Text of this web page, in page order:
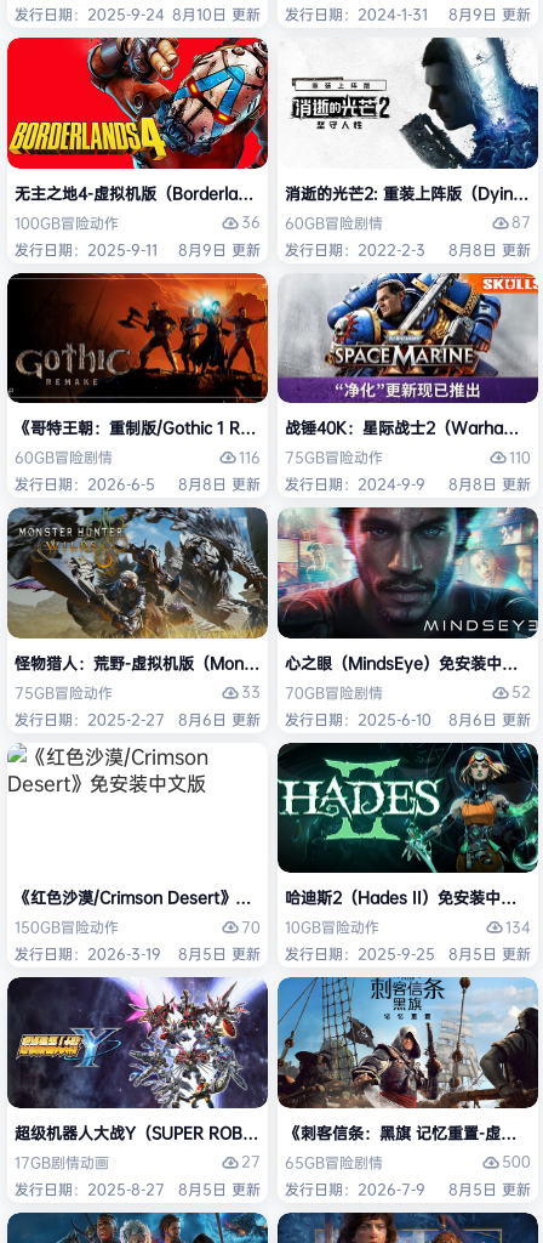
发行日期：2025-9-24 8月10日 更新
发行日期：2024-1-31
8月9日 更新
无主之地4-虚拟机版（Borderlands 4 HYPERVISOR）免安装中文版
100GB冒险动作
36
发行日期：2025-9-11
8月9日 更新
消逝的光芒2: 重装上阵版（Dying
60GB冒险剧情
87
发行日期：2022-2-3
8月8日 更新
《哥特王朝：重制版/Gothic 1 Remake》免安装中文版
60GB冒险剧情
116
发行日期：2026-6-5
8月8日 更新
战锤40K：星际战士2（
75GB冒险动作
110
发行日期：2024-9-9
8月8日 更新
怪物猎人：荒野-虚拟机版（Monster Hunter Wilds HYPERVISOR）免安
75GB冒险动作
33
发行日期：2025-2-27
8月6日 更新
心之眼（MindsEye）免安装中文版
70GB冒险剧情
52
发行日期：2025-6-10
8月6日 更新
《红色沙漠/Crimson Desert》免安装中文版
150GB冒险动作
70
发行日期：2026-3-19
8月5日 更新
哈迪斯2（Hades II）免安装中文版
10GB冒险动作
134
发行日期：2025-9-25
8月5日 更新
超级机器人大战Y（SUPER ROBOT WARS Y）免安装中文版
17GB剧情动画
27
发行日期：2025-8-27
8月5日 更新
《刺客信条：黑旗 记忆重置-虚拟
65GB冒险剧情
500
发行日期：2026-7-9
8月5日 更新